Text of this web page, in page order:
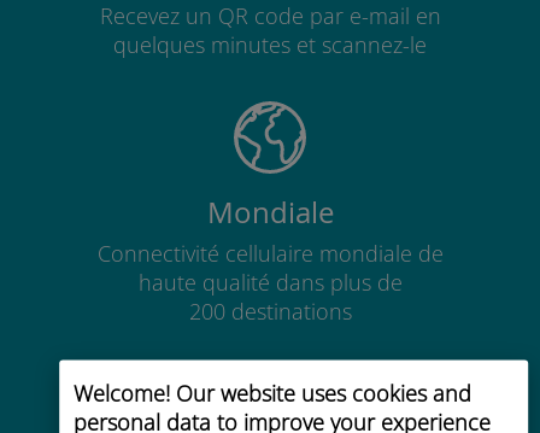
Welcome! Our website uses cookies and
personal data to improve your experience
Recevez un QR code par e-mail en
quelques minutes et scannez-le
Mondiale
Connectivité cellulaire mondiale de
haute qualité dans plus de
200 destinations